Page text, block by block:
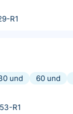
R1
und 60 und
R1